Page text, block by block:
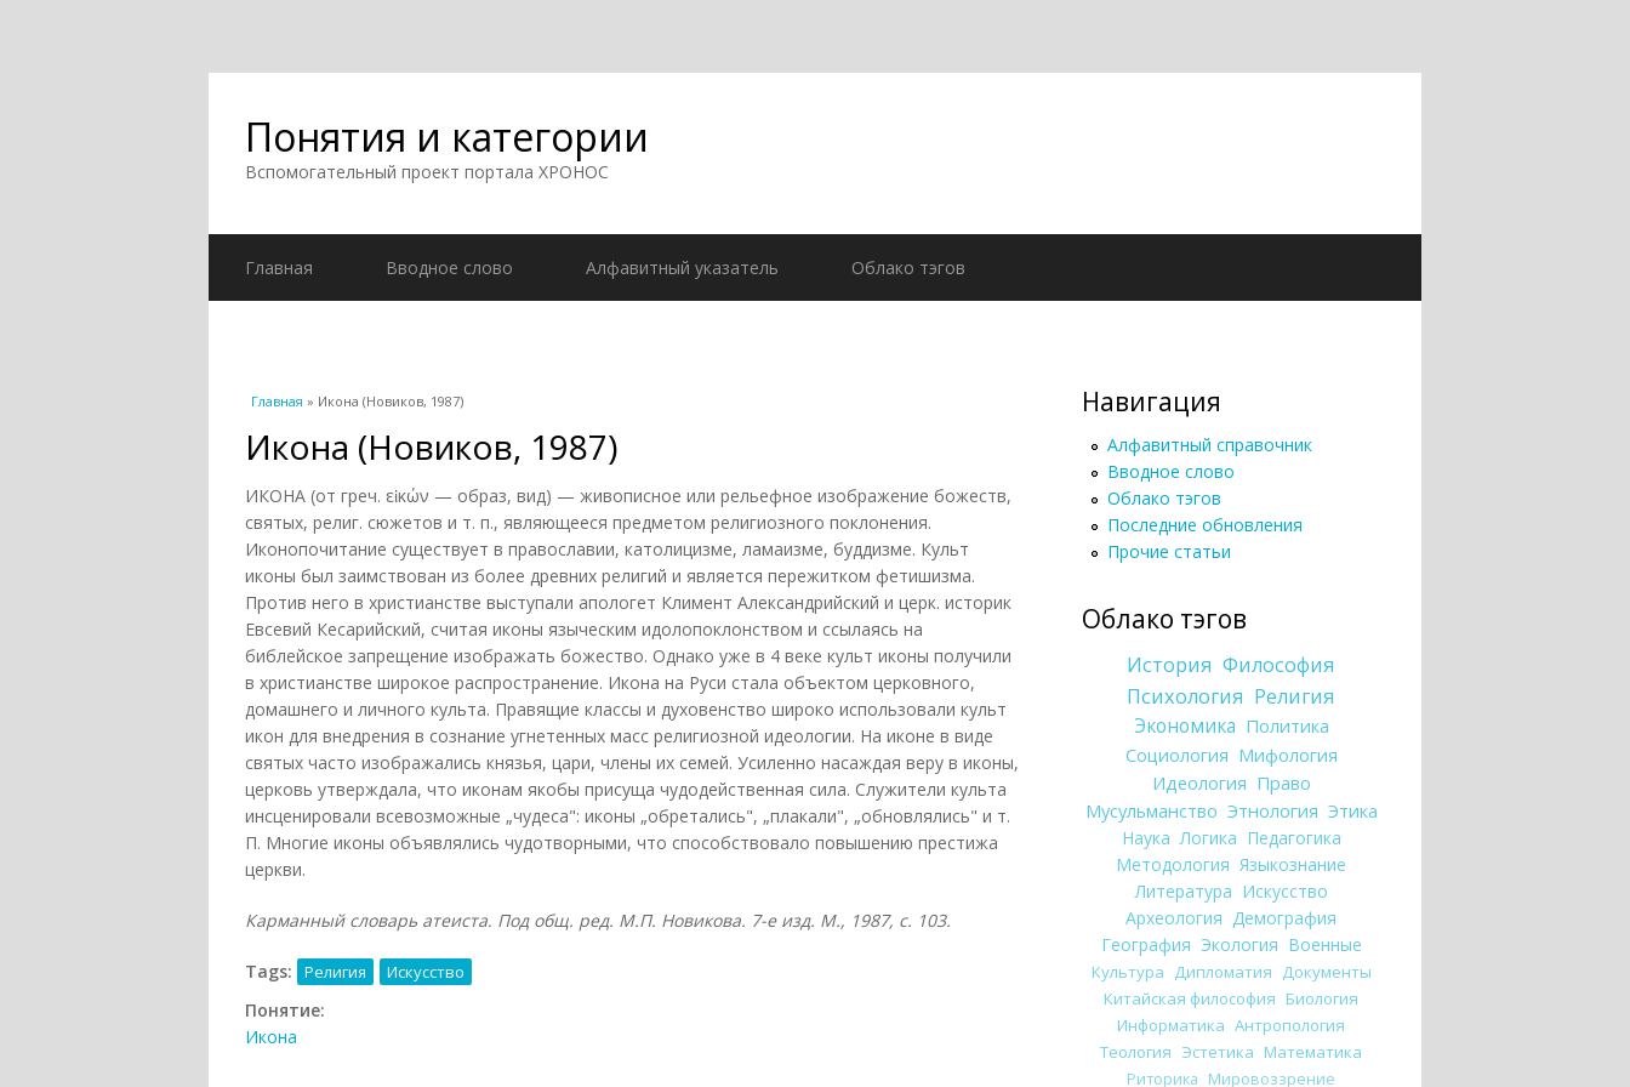
Понятия и категории
Вспомогательный проект портала ХРОНОС
Главная Вводное слово Алфавитный указатель Облако тэгов
Вы здесь
Главная » Икона (Новиков, 1987)
Икона (Новиков, 1987)
ИКОНА (от греч. εἰκών — образ, вид) — живописное или рельефное изображение божеств,
святых, религ. сюжетов и т. п., являющееся предметом религиозного поклонения.
Иконопочитание существует в православии, католицизме, ламаизме, буддизме. Культ
иконы был заимствован из более древних религий и является пережитком фетишизма.
Против него в христианстве выступали апологет Климент Александрийский и церк. историк
Евсевий Кесарийский, считая иконы языческим идолопоклонством и ссылаясь на
библейское запрещение изображать божество. Однако уже в 4 веке культ иконы получили
в христианстве широкое распространение. Икона на Руси стала объектом церковного,
домашнего и личного культа. Правящие классы и духовенство широко использовали культ
икон для внедрения в сознание угнетенных масс религиозной идеологии. На иконе в виде
святых часто изображались князья, цари, члены их семей. Усиленно насаждая веру в иконы,
церковь утверждала, что иконам якобы присуща чудодейственная сила. Служители культа
инсценировали всевозможные „чудеса": иконы „обретались", „плакали", „обновлялись" и т.
П. Многие иконы объявлялись чудотворными, что способствовало повышению престижа
церкви.
Карманный словарь атеиста. Под общ. ред. М.П. Новикова. 7-е изд. М., 1987, с. 103.
Tags: Религия Искусство
Понятие:
Икона
Навигация
Алфавитный справочник
Вводное слово
Облако тэгов
Последние обновления
Прочие статьи
Облако тэгов
История Философия
Психология Религия
Экономика Политика
Социология Мифология
Идеология Право
Мусульманство Этнология Этика
Наука Логика Педагогика
Методология Языкознание
Литература Искусство
Археология Демография
География Экология Военные
Культура Дипломатия Документы
Китайская философия Биология
Информатика Антропология
Теология Эстетика Математика
Риторика Мировоззрение